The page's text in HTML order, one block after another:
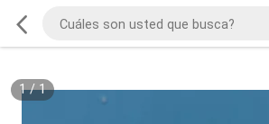
1/1